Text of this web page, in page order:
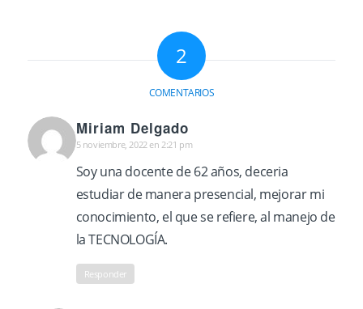
2
COMENTARIOS
Miriam Delgado
Dice:
5 noviembre, 2022 en 2:21 pm
Soy una docente de 62 años, deceria
estudiar de manera presencial, mejorar mi
conocimiento, el que se refiere, al manejo de
la TECNOLOGÍA.
Responder